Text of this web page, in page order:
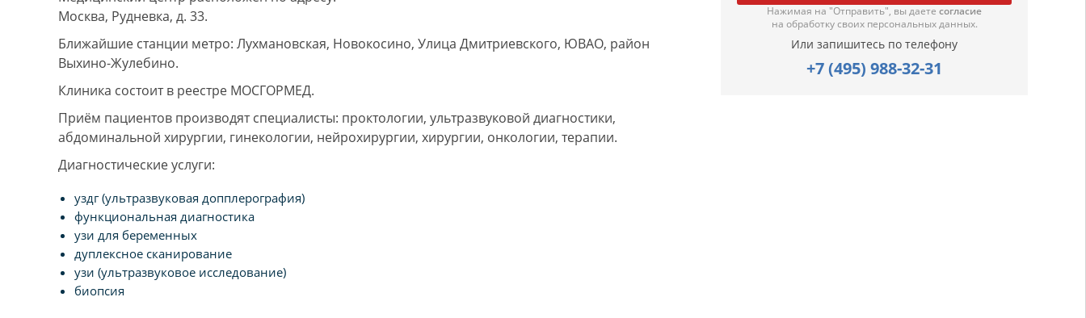
Москва, Рудневка, д. 33.
Ближайшие станции метро: Лухмановская, Новокосино, Улица Дмитриевского, ЮВАО, район
Выхино-Жулебино.
Клиника состоит в реестре МОСГОРМЕД.
Приём пациентов производят специалисты: проктологии, ультразвуковой диагностики,
абдоминальной хирургии, гинекологии, нейрохирургии, хирургии, онкологии, терапии.
Диагностические услуги:
уздг (ультразвуковая допплерография)
функциональная диагностика
узи для беременных
дуплексное сканирование
узи (ультразвуковое исследование)
биопсия
Нажимая на "Отправить", вы даете согласие
на обработку своих персональных данных.
Или запишитесь по телефону
+7 (495) 988-32-31